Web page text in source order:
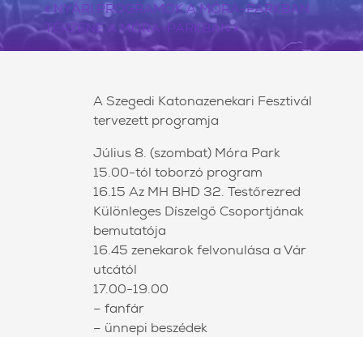
«NYÁRI PROGRAMOK A MÓRA-PARKBAN
TÉRZENE A MÓRA-PARKBAN»
A Szegedi Katonazenekari Fesztivál
tervezett programja
Július 8. (szombat) Móra Park
15.00-tól toborzó program
16.15 Az MH BHD 32. Testőrezred
Különleges Díszelgő Csoportjának
bemutatója
16.45 zenekarok felvonulása a Vár
utcától
17.00-19.00
– fanfár
– ünnepi beszédek